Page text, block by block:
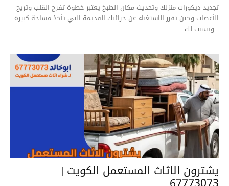
تجديد ديكورات منزلك وتحديث مكان الطبخ يعتبر خطوة تفرح القلب وتريح
الأعصاب وحين تقرر الاستغناء عن خزائنك القديمة التي تأخذ مساحة كبيرة
وتسبب لك...
يشترون الاثاث المستعمل الكويت |